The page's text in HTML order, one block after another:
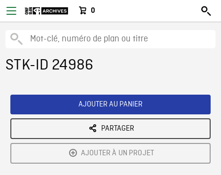
0
STK-ID 24986
AJOUTER AU PANIER
PARTAGER
AJOUTER À UN PROJET